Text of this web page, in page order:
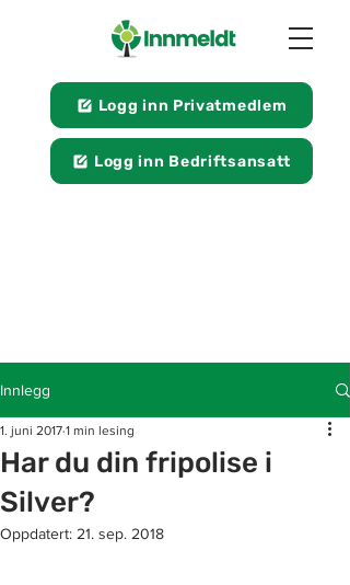
Logg inn Privatmedlem
Logg inn Bedriftsansatt
Innlegg
Har du din fripolise i
Silver?
1. juni 2017 1 min lesing
Oppdatert: 21. sep. 2018